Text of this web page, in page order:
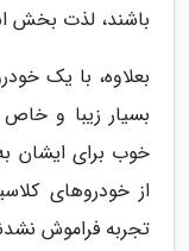
باشند، لذت بخش
بعلاوه، با یک
بسیار زیبا و
خوب برای ایشان
از خودروهای
تجربه فراموش